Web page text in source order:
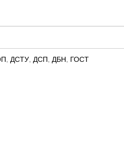
, ДСТУ, ДСП, ДБН, ГОСТ